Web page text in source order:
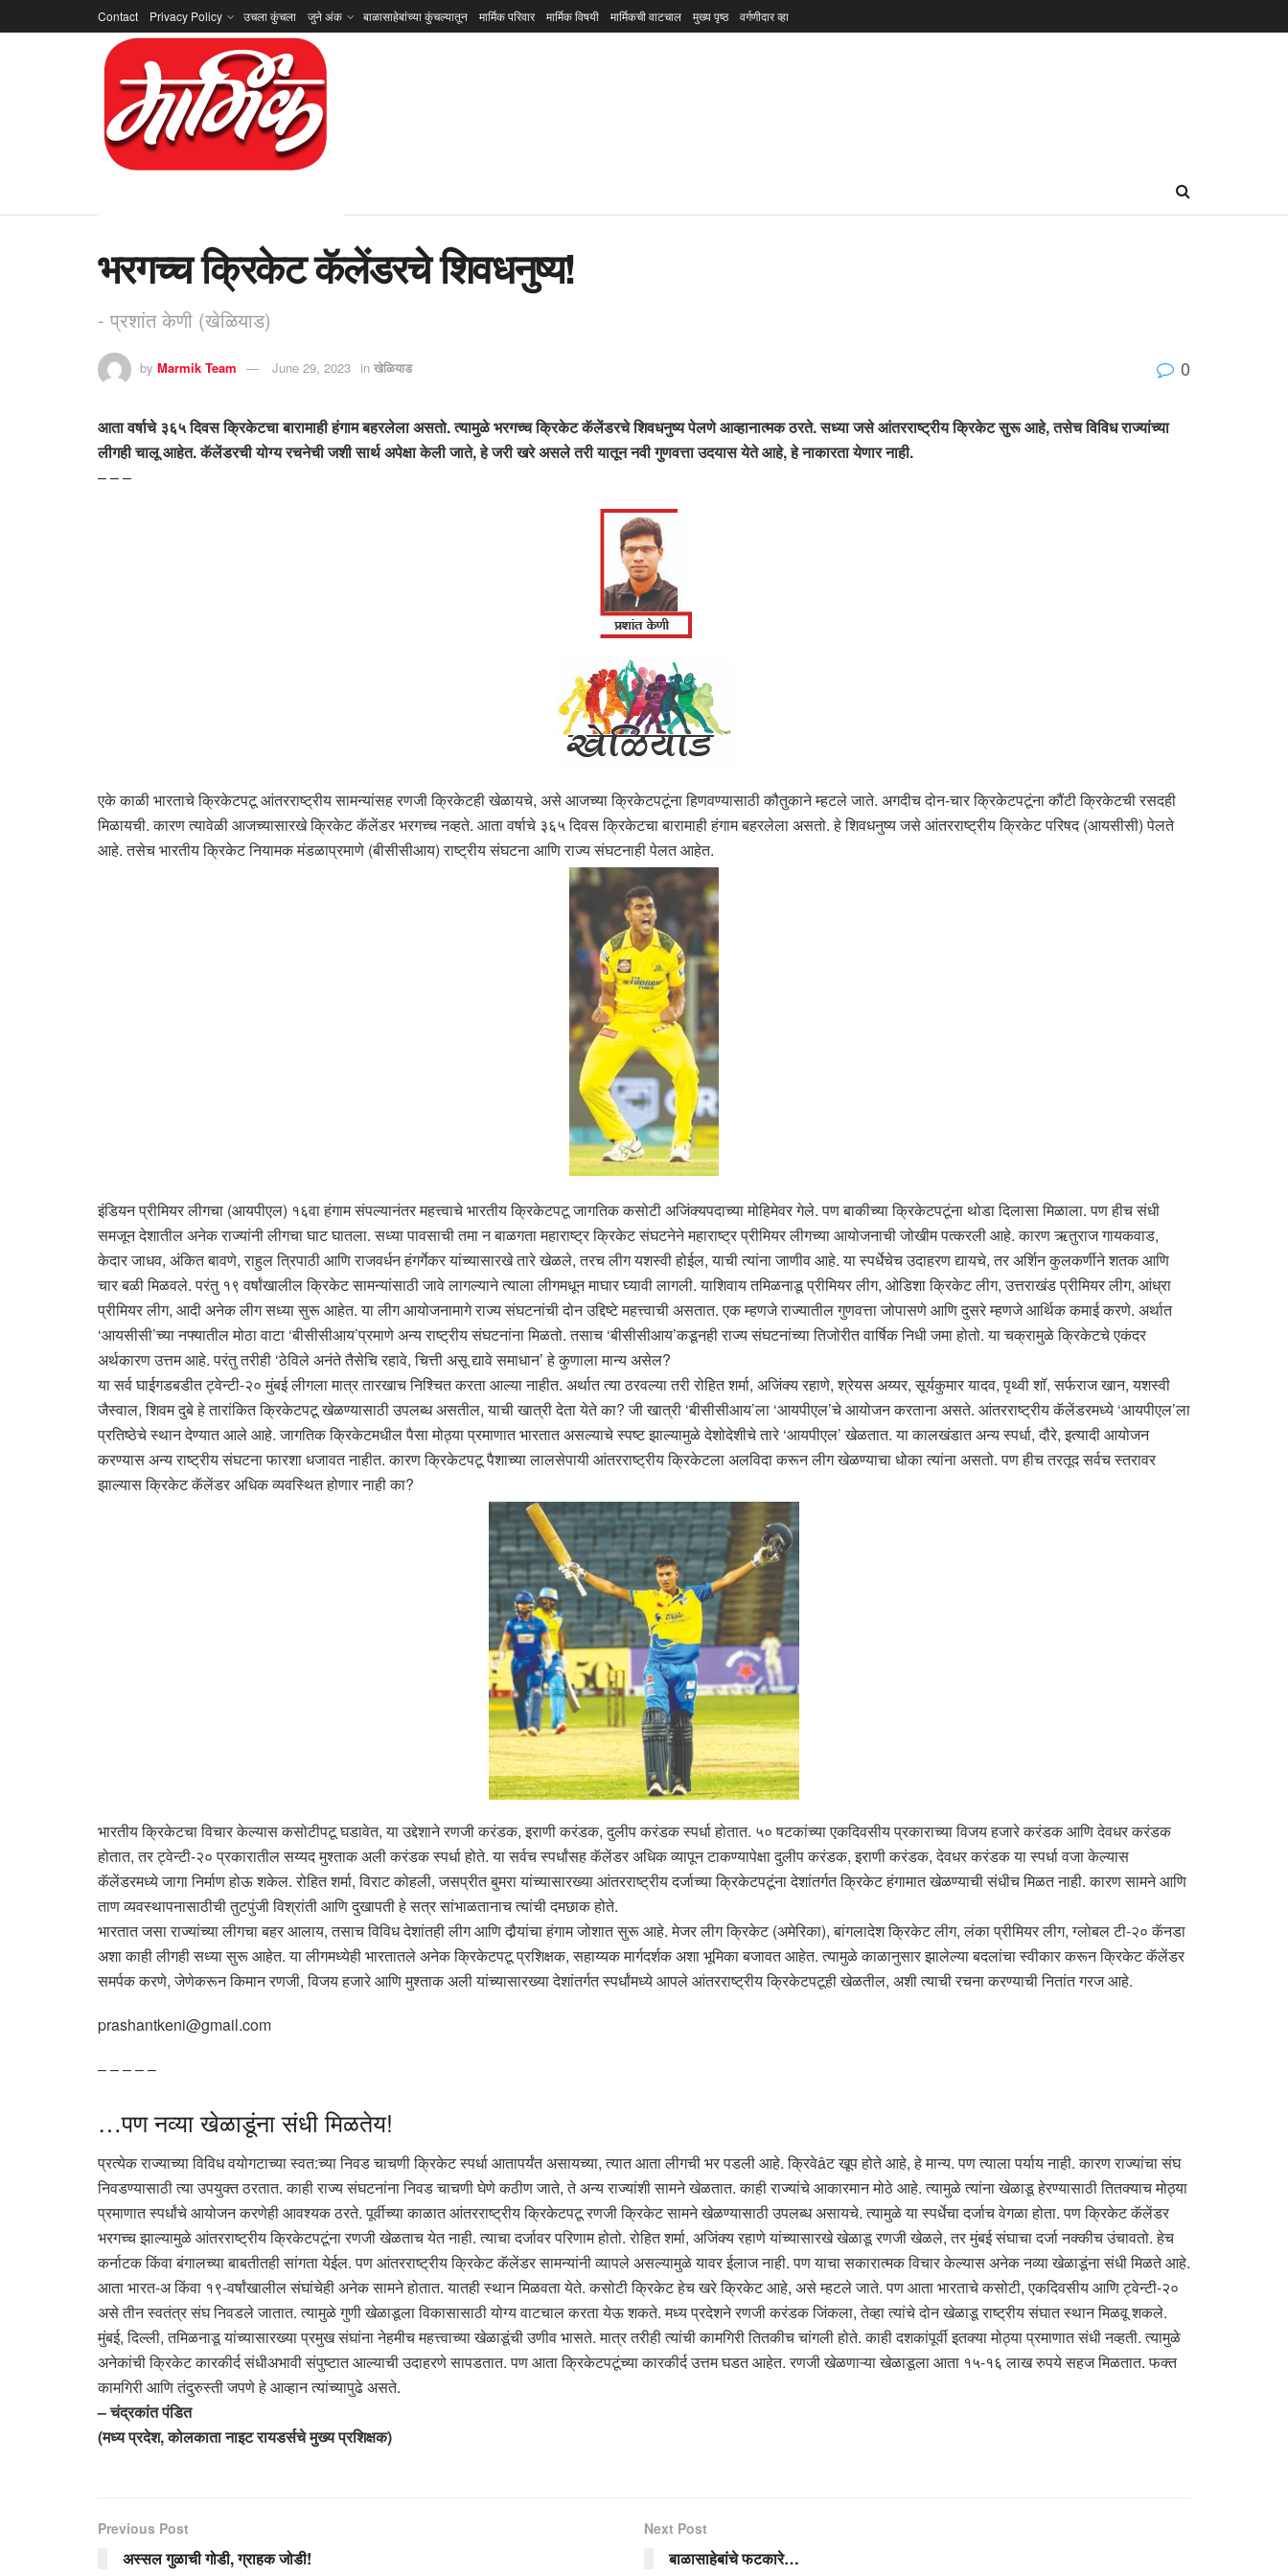
Contact Privacy Policy उचला कुंचला जुने अंक बाळासाहेबांच्या कुंचल्यातून मार्मिक परिवार मार्मिक विषयी मार्मिकची वाटचाल मुख्य पृष्ठ वर्गणीदार व्हा
भरगच्च क्रिकेट कॅलेंडरचे शिवधनुष्य!
- प्रशांत केणी (खेळियाड)
by Marmik Team June 29, 2023 in खेळियाड 0
आता वर्षाचे ३६५ दिवस क्रिकेटचा बारामाही हंगाम बहरलेला असतो. त्यामुळे भरगच्च क्रिकेट कॅलेंडरचे शिवधनुष्य पेलणे आव्हानात्मक ठरते. सध्या जसे आंतरराष्ट्रीय क्रिकेट सुरू आहे, तसेच विविध राज्यांच्या
लीगही चालू आहेत. कॅलेंडरची योग्य रचनेची जशी सार्थ अपेक्षा केली जाते, हे जरी खरे असले तरी यातून नवी गुणवत्ता उदयास येते आहे, हे नाकारता येणार नाही.
– – –
एके काळी भारताचे क्रिकेटपटू आंतरराष्ट्रीय सामन्यांसह रणजी क्रिकेटही खेळायचे, असे आजच्या क्रिकेटपटूंना हिणवण्यासाठी कौतुकाने म्हटले जाते. अगदीच दोन-चार क्रिकेटपटूंना कौंटी क्रिकेटची रसदही
मिळायची. कारण त्यावेळी आजच्यासारखे क्रिकेट कॅलेंडर भरगच्च नव्हते. आता वर्षाचे ३६५ दिवस क्रिकेटचा बारामाही हंगाम बहरलेला असतो. हे शिवधनुष्य जसे आंतरराष्ट्रीय क्रिकेट परिषद (आयसीसी) पेलते
आहे. तसेच भारतीय क्रिकेट नियामक मंडळाप्रमाणे (बीसीसीआय) राष्ट्रीय संघटना आणि राज्य संघटनाही पेलत आहेत.
इंडियन प्रीमियर लीगचा (आयपीएल) १६वा हंगाम संपल्यानंतर महत्त्वाचे भारतीय क्रिकेटपटू जागतिक कसोटी अजिंक्यपदाच्या मोहिमेवर गेले. पण बाकीच्या क्रिकेटपटूंना थोडा दिलासा मिळाला. पण हीच संधी
समजून देशातील अनेक राज्यांनी लीगचा घाट घातला. सध्या पावसाची तमा न बाळगता महाराष्ट्र क्रिकेट संघटनेने महाराष्ट्र प्रीमियर लीगच्या आयोजनाची जोखीम पत्करली आहे. कारण ऋतुराज गायकवाड,
केदार जाधव, अंकित बावणे, राहुल त्रिपाठी आणि राजवर्धन हंगर्गेकर यांच्यासारखे तारे खेळले, तरच लीग यशस्वी होईल, याची त्यांना जाणीव आहे. या स्पर्धेचेच उदाहरण द्यायचे, तर अर्शिन कुलकर्णीने शतक आणि
चार बळी मिळवले. परंतु १९ वर्षांखालील क्रिकेट सामन्यांसाठी जावे लागल्याने त्याला लीगमधून माघार घ्यावी लागली. याशिवाय तमिळनाडू प्रीमियर लीग, ओडिशा क्रिकेट लीग, उत्तराखंड प्रीमियर लीग, आंध्रा
प्रीमियर लीग, आदी अनेक लीग सध्या सुरू आहेत. या लीग आयोजनामागे राज्य संघटनांची दोन उद्दिष्टे महत्त्वाची असतात. एक म्हणजे राज्यातील गुणवत्ता जोपासणे आणि दुसरे म्हणजे आर्थिक कमाई करणे. अर्थात
‘आयसीसी’च्या नफ्यातील मोठा वाटा ‘बीसीसीआय’प्रमाणे अन्य राष्ट्रीय संघटनांना मिळतो. तसाच ‘बीसीसीआय’कडूनही राज्य संघटनांच्या तिजोरीत वार्षिक निधी जमा होतो. या चक्रामुळे क्रिकेटचे एकंदर
अर्थकारण उत्तम आहे. परंतु तरीही ‘ठेविले अनंते तैसेचि रहावे, चित्ती असू द्यावे समाधान’ हे कुणाला मान्य असेल?
या सर्व घाईगडबडीत ट्वेन्टी-२० मुंबई लीगला मात्र तारखाच निश्चित करता आल्या नाहीत. अर्थात त्या ठरवल्या तरी रोहित शर्मा, अजिंक्य रहाणे, श्रेयस अय्यर, सूर्यकुमार यादव, पृथ्वी शॉ, सर्फराज खान, यशस्वी
जैस्वाल, शिवम दुबे हे तारांकित क्रिकेटपटू खेळण्यासाठी उपलब्ध असतील, याची खात्री देता येते का? जी खात्री ‘बीसीसीआय’ला ‘आयपीएल’चे आयोजन करताना असते. आंतरराष्ट्रीय कॅलेंडरमध्ये ‘आयपीएल’ला
प्रतिष्ठेचे स्थान देण्यात आले आहे. जागतिक क्रिकेटमधील पैसा मोठ्या प्रमाणात भारतात असल्याचे स्पष्ट झाल्यामुळे देशोदेशीचे तारे ‘आयपीएल’ खेळतात. या कालखंडात अन्य स्पर्धा, दौरे, इत्यादी आयोजन
करण्यास अन्य राष्ट्रीय संघटना फारशा धजावत नाहीत. कारण क्रिकेटपटू पैशाच्या लालसेपायी आंतरराष्ट्रीय क्रिकेटला अलविदा करून लीग खेळण्याचा धोका त्यांना असतो. पण हीच तरतूद सर्वच स्तरावर
झाल्यास क्रिकेट कॅलेंडर अधिक व्यवस्थित होणार नाही का?
भारतीय क्रिकेटचा विचार केल्यास कसोटीपटू घडावेत, या उद्देशाने रणजी करंडक, इराणी करंडक, दुलीप करंडक स्पर्धा होतात. ५० षटकांच्या एकदिवसीय प्रकाराच्या विजय हजारे करंडक आणि देवधर करंडक
होतात, तर ट्वेन्टी-२० प्रकारातील सय्यद मुश्ताक अली करंडक स्पर्धा होते. या सर्वच स्पर्धांसह कॅलेंडर अधिक व्यापून टाकण्यापेक्षा दुलीप करंडक, इराणी करंडक, देवधर करंडक या स्पर्धा वजा केल्यास
कॅलेंडरमध्ये जागा निर्माण होऊ शकेल. रोहित शर्मा, विराट कोहली, जसप्रीत बुमरा यांच्यासारख्या आंतरराष्ट्रीय दर्जाच्या क्रिकेटपटूंना देशांतर्गत क्रिकेट हंगामात खेळण्याची संधीच मिळत नाही. कारण सामने आणि
ताण व्यवस्थापनासाठीची तुटपुंजी विश्रांती आणि दुखापती हे सत्र सांभाळतानाच त्यांची दमछाक होते.
भारतात जसा राज्यांच्या लीगचा बहर आलाय, तसाच विविध देशांतही लीग आणि दौर्‍यांचा हंगाम जोशात सुरू आहे. मेजर लीग क्रिकेट (अमेरिका), बांगलादेश क्रिकेट लीग, लंका प्रीमियर लीग, ग्लोबल टी-२० कॅनडा
अशा काही लीगही सध्या सुरू आहेत. या लीगमध्येही भारतातले अनेक क्रिकेटपटू प्रशिक्षक, सहाय्यक मार्गदर्शक अशा भूमिका बजावत आहेत. त्यामुळे काळानुसार झालेल्या बदलांचा स्वीकार करून क्रिकेट कॅलेंडर
समर्पक करणे, जेणेकरून किमान रणजी, विजय हजारे आणि मुश्ताक अली यांच्यासारख्या देशांतर्गत स्पर्धांमध्ये आपले आंतरराष्ट्रीय क्रिकेटपटूही खेळतील, अशी त्याची रचना करण्याची नितांत गरज आहे.
prashantkeni@gmail.com
– – – – –
…पण नव्या खेळाडूंना संधी मिळतेय!
प्रत्येक राज्याच्या विविध वयोगटाच्या स्वत:च्या निवड चाचणी क्रिकेट स्पर्धा आतापर्यंत असायच्या, त्यात आता लीगची भर पडली आहे. क्रिवेâट खूप होते आहे, हे मान्य. पण त्याला पर्याय नाही. कारण राज्यांचा संघ
निवडण्यासाठी त्या उपयुक्त ठरतात. काही राज्य संघटनांना निवड चाचणी घेणे कठीण जाते, ते अन्य राज्यांशी सामने खेळतात. काही राज्यांचे आकारमान मोठे आहे. त्यामुळे त्यांना खेळाडू हेरण्यासाठी तितक्याच मोठ्या
प्रमाणात स्पर्धांचे आयोजन करणेही आवश्यक ठरते. पूर्वीच्या काळात आंतरराष्ट्रीय क्रिकेटपटू रणजी क्रिकेट सामने खेळण्यासाठी उपलब्ध असायचे. त्यामुळे या स्पर्धेचा दर्जाच वेगळा होता. पण क्रिकेट कॅलेंडर
भरगच्च झाल्यामुळे आंतरराष्ट्रीय क्रिकेटपटूंना रणजी खेळताच येत नाही. त्याचा दर्जावर परिणाम होतो. रोहित शर्मा, अजिंक्य रहाणे यांच्यासारखे खेळाडू रणजी खेळले, तर मुंबई संघाचा दर्जा नक्कीच उंचावतो. हेच
कर्नाटक किंवा बंगालच्या बाबतीतही सांगता येईल. पण आंतरराष्ट्रीय क्रिकेट कॅलेंडर सामन्यांनी व्यापले असल्यामुळे यावर ईलाज नाही. पण याचा सकारात्मक विचार केल्यास अनेक नव्या खेळाडूंना संधी मिळते आहे.
आता भारत-अ किंवा १९-वर्षांखालील संघांचेही अनेक सामने होतात. यातही स्थान मिळवता येते. कसोटी क्रिकेट हेच खरे क्रिकेट आहे, असे म्हटले जाते. पण आता भारताचे कसोटी, एकदिवसीय आणि ट्वेन्टी-२०
असे तीन स्वतंत्र संघ निवडले जातात. त्यामुळे गुणी खेळाडूला विकासासाठी योग्य वाटचाल करता येऊ शकते. मध्य प्रदेशने रणजी करंडक जिंकला, तेव्हा त्यांचे दोन खेळाडू राष्ट्रीय संघात स्थान मिळवू शकले.
मुंबई, दिल्ली, तमिळनाडू यांच्यासारख्या प्रमुख संघांना नेहमीच महत्त्वाच्या खेळाडूंची उणीव भासते. मात्र तरीही त्यांची कामगिरी तितकीच चांगली होते. काही दशकांपूर्वी इतक्या मोठ्या प्रमाणात संधी नव्हती. त्यामुळे
अनेकांची क्रिकेट कारकीर्द संधीअभावी संपुष्टात आल्याची उदाहरणे सापडतात. पण आता क्रिकेटपटूंच्या कारकीर्द उत्तम घडत आहेत. रणजी खेळणाऱ्या खेळाडूला आता १५-१६ लाख रुपये सहज मिळतात. फक्त
कामगिरी आणि तंदुरुस्ती जपणे हे आव्हान त्यांच्यापुढे असते.
– चंद्रकांत पंडित
(मध्य प्रदेश, कोलकाता नाइट रायडर्सचे मुख्य प्रशिक्षक)
Previous Post
अस्सल गुळाची गोडी, ग्राहक जोडी!
Next Post
बाळासाहेबांचे फटकारे…